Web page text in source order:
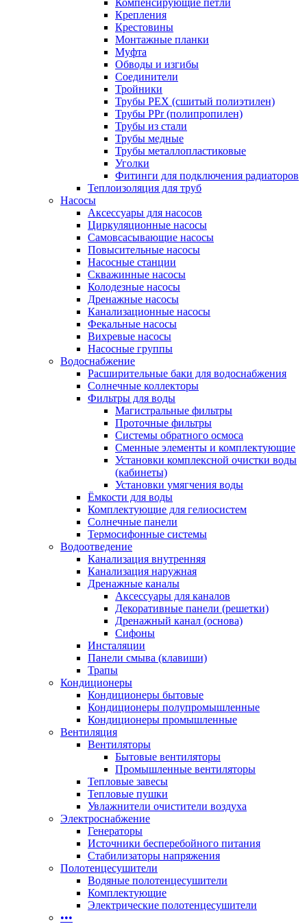
Компенсирующие петли
Крепления
Крестовины
Монтажные планки
Муфта
Обводы и изгибы
Соединители
Тройники
Трубы PEX (сшитый полиэтилен)
Трубы PPr (полипропилен)
Трубы из стали
Трубы медные
Трубы металлопластиковые
Уголки
Фитинги для подключения радиаторов
Теплоизоляция для труб
Насосы
Аксессуары для насосов
Циркуляционные насосы
Самовсасывающие насосы
Повысительные насосы
Насосные станции
Скважинные насосы
Колодезные насосы
Дренажные насосы
Канализационные насосы
Фекальные насосы
Вихревые насосы
Насосные группы
Водоснабжение
Расширительные баки для водоснабжения
Солнечные коллекторы
Фильтры для воды
Магистральные фильтры
Проточные фильтры
Системы обратного осмоса
Сменные элементы и комплектующие
Установки комплексной очистки воды
(кабинеты)
Установки умягчения воды
Ёмкости для воды
Комплектующие для гелиосистем
Солнечные панели
Термосифонные системы
Водоотведение
Канализация внутренняя
Канализация наружная
Дренажные каналы
Аксессуары для каналов
Декоративные панели (решетки)
Дренажный канал (основа)
Сифоны
Инсталяции
Панели смыва (клавиши)
Трапы
Кондиционеры
Кондиционеры бытовые
Кондиционеры полупромышленные
Кондиционеры промышленные
Вентиляция
Вентиляторы
Бытовые вентиляторы
Промышленные вентиляторы
Тепловые завесы
Тепловые пушки
Увлажнители очистители воздуха
Электроснабжение
Генераторы
Источники бесперебойного питания
Стабилизаторы напряжения
Полотенцесушители
Водяные полотенцесушители
Комплектующие
Электрические полотенцесушители
•••